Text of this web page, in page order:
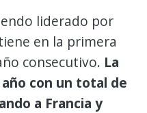
liderado por
en la primera
consecutivo. La
con un total de
a Francia y